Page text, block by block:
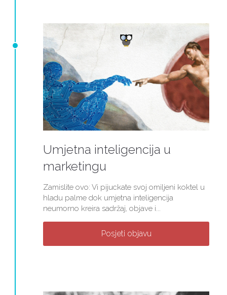
Umjetna inteligencija u
marketingu
Zamislite ovo: Vi pijuckate svoj omiljeni koktel u
hladu palme dok umjetna inteligencija
neumorno kreira sadržaj, objave i...
Posjeti objavu